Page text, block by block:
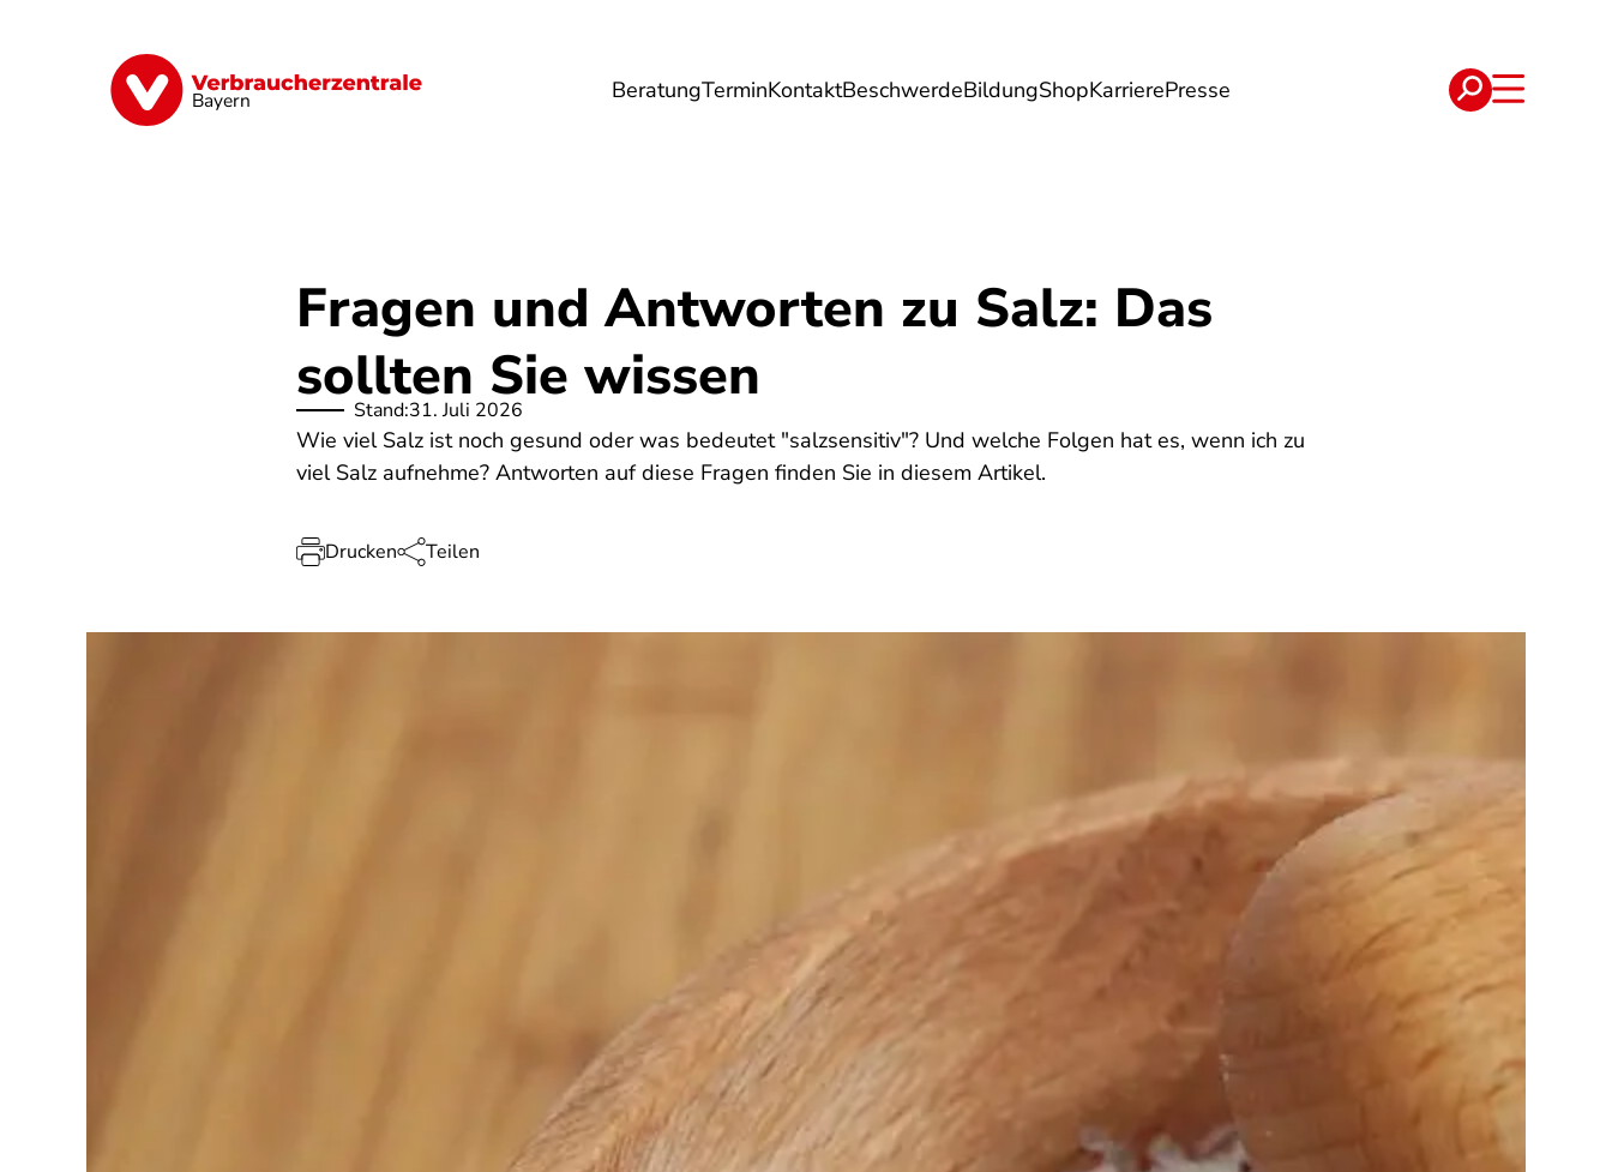
Bayern BeratungTerminKontaktBeschwerdeBildungShopKarrierePresse
Finanzen Digitales Lebensmittel Umwelt Gesundheit Energie Reise Verträge
Fragen und Antworten zu Salz: Das
sollten Sie wissen
Stand:31. Juli 2026
Wie viel Salz ist noch gesund oder was bedeutet "salzsensitiv"? Und welche Folgen hat es, wenn ich zu
viel Salz aufnehme? Antworten auf diese Fragen finden Sie in diesem Artikel.
Drucken Teilen